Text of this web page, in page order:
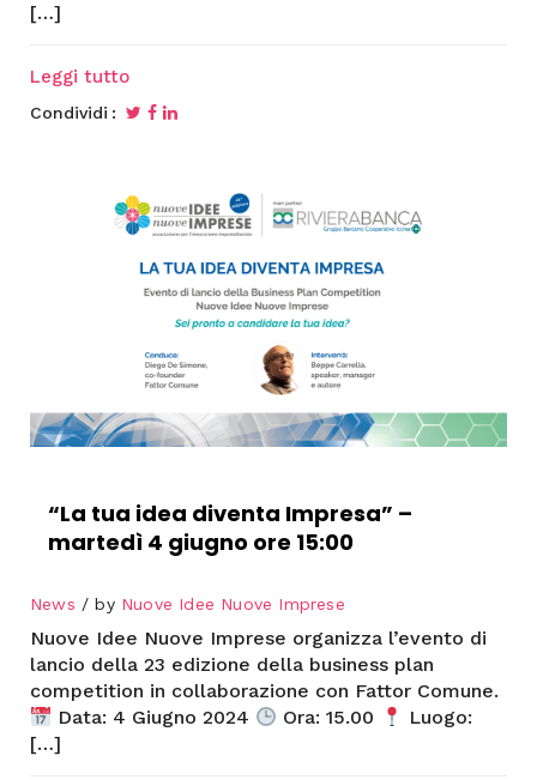
[…]
Leggi tutto
Condividi
“La tua idea diventa Impresa” –
martedì 4 giugno ore 15:00
News by Nuove Idee Nuove Imprese
Nuove Idee Nuove Imprese organizza l’evento di
lancio della 23 edizione della business plan
competition in collaborazione con Fattor Comune.
Data: 4 Giugno 2024
Ora: 15.00
Luogo:
[…]